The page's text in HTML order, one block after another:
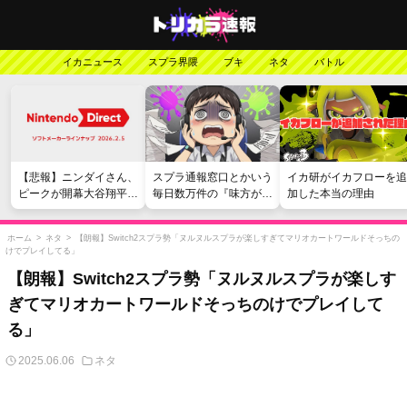
イカニュース スプラ界隈 ブキ ネタ バトル
【悲報】ニンダイさん、
ピークが開幕大谷翔平の
がっかりダイレクトだっ
たと言われてしまう
スプラ通報窓口とかいう
毎日数万件の『味方が弱
い』愚痴を読まされる苦
行
イカ研がイカフローを追
加した本当の理由
ホーム > ネタ >
【朗報】Switch2スプラ勢「ヌルヌルスプラが楽しすぎてマリオカートワールドそっちの
けでプレイしてる」
【朗報】Switch2スプラ勢「ヌルヌルスプラが楽しす
ぎてマリオカートワールドそっちのけでプレイして
る」
2025.06.06 ネタ